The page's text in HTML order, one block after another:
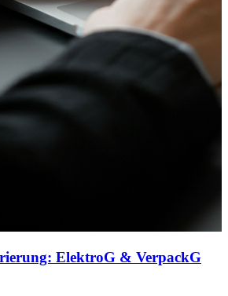
ElektroG & VerpackG